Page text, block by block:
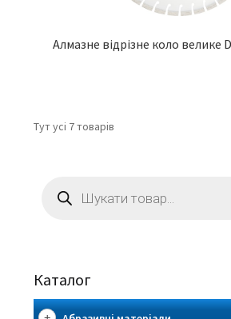
Алмазне відрізне коло велике
Тут усі 7 товарів
товарів
Каталог